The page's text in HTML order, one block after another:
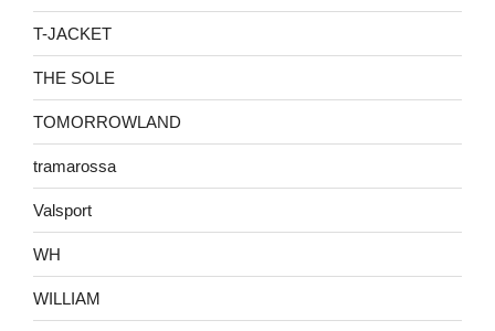
T-JACKET
THE SOLE
TOMORROWLAND
tramarossa
Valsport
WH
WILLIAM